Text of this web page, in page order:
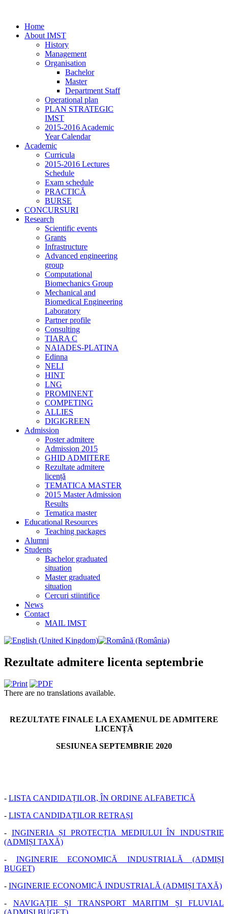
Home
About IMST
History
Management
Organisation
Bachelor
Master
Department Staff
Operational plan
PLAN STRATEGIC
IMST
2015-2016 Academic
Year Calendar
Academic
Curricula
2015-2016 Lectures
Schedule
Exam schedule
PRACTICĂ
BURSE
CONCURSURI
Research
Scientific events
Grants
Infrastructure
Advanced engineering
group
Computational
Biomechanics Group
Mechanical and
Biomedical Engineering
Laboratory
Partner profile
Consulting
TIARA C
NAIADES-PLATINA
Edinna
NELI
HINT
LNG
PROMINENT
COMPETING
ALLIES
DIGIGREEN
Admission
Poster admitere
Admission 2015
GHID ADMITERE
Rezultate admitere
licență
TEMATICA MASTER
2015 Master Admission
Results
Tematica master
Educational Resources
Teaching packages
Alumni
Students
Bachelor graduated
situation
Master graduated
situation
Cercuri stiintifice
News
Contact
MAIL IMST
Rezultate admitere licenta septembrie
There are no translations available.
REZULTATE FINALE LA EXAMENUL DE ADMITERE
LICENȚĂ
SESIUNEA SEPTEMBRIE 2020
- LISTA CANDIDAȚILOR, ÎN ORDINE ALFABETICĂ
- LISTA CANDIDAȚILOR RETRAȘI
- INGINERIA ȘI PROTECȚIA MEDIULUI ÎN INDUSTRIE
(ADMIȘI TAXĂ)
- INGINERIE ECONOMICĂ INDUSTRIALĂ (ADMIȘI
BUGET)
- INGINERIE ECONOMICĂ INDUSTRIALĂ (ADMIȘI TAXĂ)
- NAVIGAȚIE ȘI TRANSPORT MARITIM ȘI FLUVIAL
(ADMIȘI BUGET)